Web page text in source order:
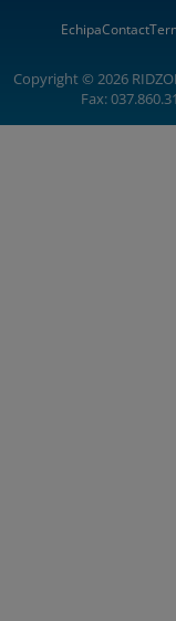
EchipaContact
Copyright © 2026
Fax: